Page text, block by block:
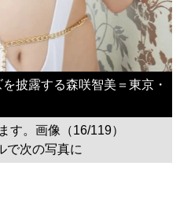
披露する森咲智美＝東京・
す。画像（16/119）
で次の写真に